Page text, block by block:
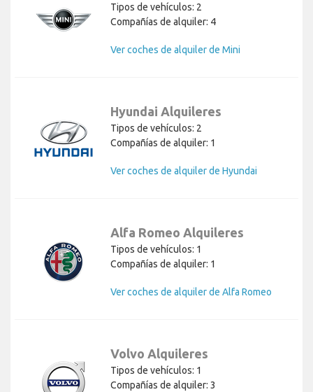
Tipos de vehículos: 2
Compañías de alquiler: 4
Ver coches de alquiler de Mini
Hyundai Alquileres
Tipos de vehículos: 2
Compañías de alquiler: 1
Ver coches de alquiler de Hyundai
Alfa Romeo Alquileres
Tipos de vehículos: 1
Compañías de alquiler: 1
Ver coches de alquiler de Alfa Romeo
Volvo Alquileres
Tipos de vehículos: 1
Compañías de alquiler: 3